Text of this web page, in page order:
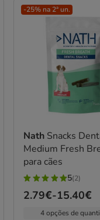
-25% na 2ª un.
Nath Snacks
Medium Fresh
para cães
5
estrelas
com
5(2)
Preço
2.79€-15.40€
4 opções de